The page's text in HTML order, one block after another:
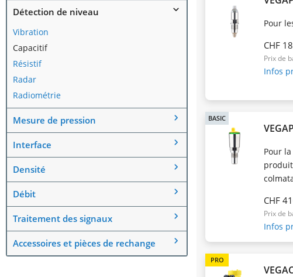
Détection de niveau
Vibration
Capacitif
Résistif
Radar
Radiométrie
Mesure de pression
Interface
Densité
Débit
Traitement des signaux
Accessoires et pièces de rechange
Pour
CHF
Prix de
Infos
BASIC
Pour
CHF
Prix de
Infos
PRO